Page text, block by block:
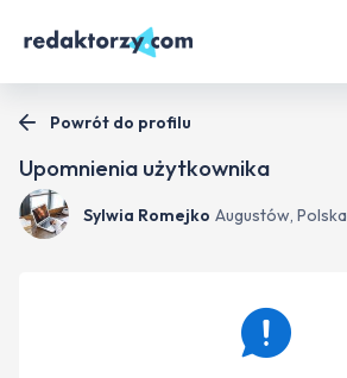
Upomnienia użytkownika
Sylwia Romejko Augustów, Polska
Powrót do profilu